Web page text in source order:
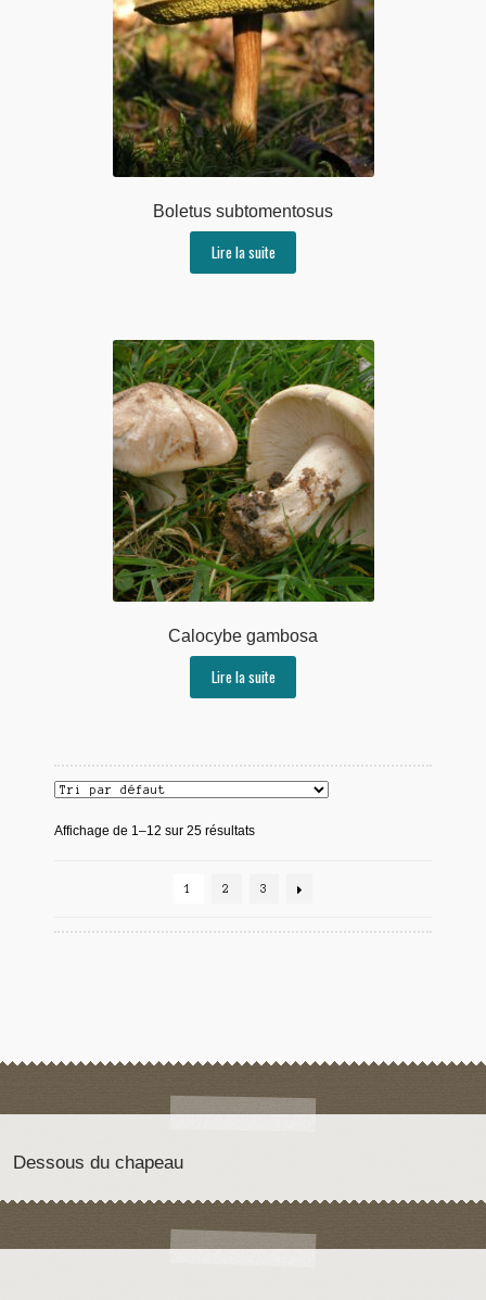
Boletus subtomentosus
Lire la suite
Calocybe gambosa
Lire la suite
Affichage de 1–12 sur 25 résultats
1 2 3
Dessous du chapeau